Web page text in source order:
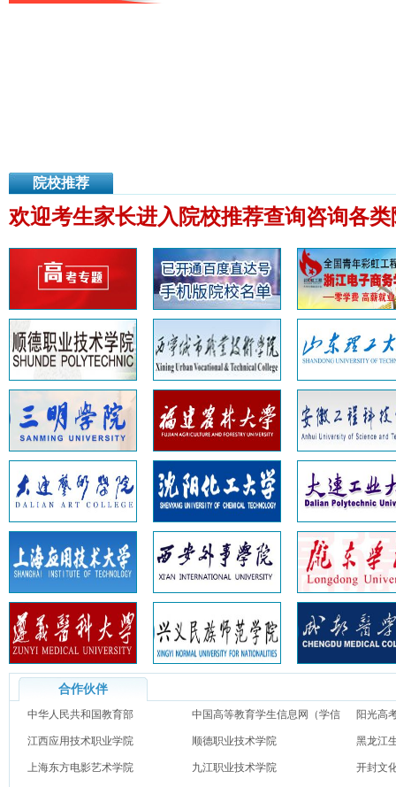
院校推荐
欢迎考生家长进入院校推荐查询咨询各
合作伙伴
中华人民共和国教育部 中国高等教育学生信息网（学信
网）
阳光高
江西应用技术职业学院 顺德职业技术学院 黑龙江
上海东方电影艺术学院 九江职业技术学院 开封文